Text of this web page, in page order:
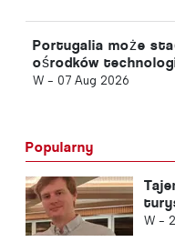
Portugalia może
ośrodków
W - 07 Aug 2026
Popularny
W -